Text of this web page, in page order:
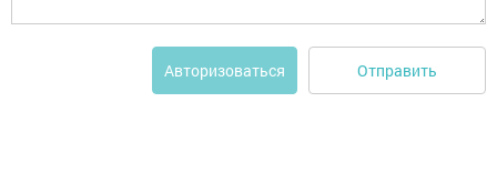
Авторизоваться Отправить